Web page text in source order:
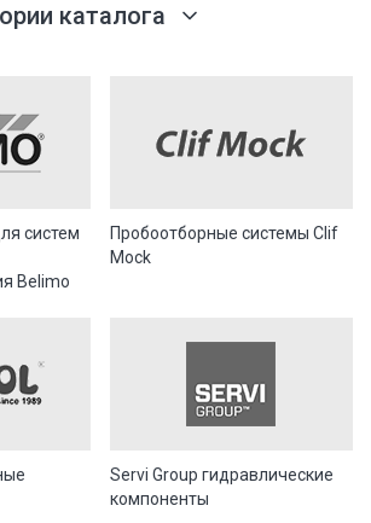
каталога
систем
Belimo
Пробоотборные системы Clif
Mock
Servi Group гидравлические
компоненты